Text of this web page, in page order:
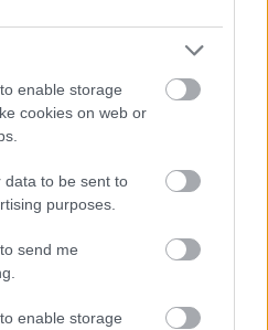
enable storage
cookies on web or
data to be sent to
purposes.
send me
enable storage
Mercedes.